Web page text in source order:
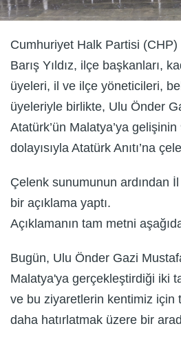
Cumhuriyet Halk Partisi (CHP)
Barış Yıldız, ilçe başkanları,
üyeleri, il ve ilçe yöneticileri,
üyeleriyle birlikte, Ulu Önder
Atatürk’ün Malatya’ya gelişinin
dolayısıyla Atatürk Anıtı’na
Çelenk sunumunun ardından İl
bir açıklama yaptı.
Açıklamanın tam metni
Bugün, Ulu Önder Gazi
Malatya'ya gerçekleştirdiği iki
ve bu ziyaretlerin kentimiz için
daha hatırlatmak üzere bir